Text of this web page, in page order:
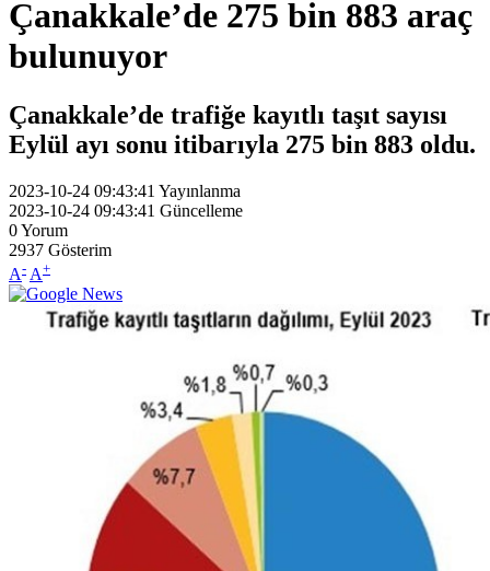
Çanakkale’de 275 bin 883 araç
bulunuyor
Çanakkale’de trafiğe kayıtlı taşıt sayısı
Eylül ayı sonu itibarıyla 275 bin 883 oldu.
2023-10-24 09:43:41 Yayınlanma
2023-10-24 09:43:41 Güncelleme
0Yorum
2937 Gösterim
A- A+